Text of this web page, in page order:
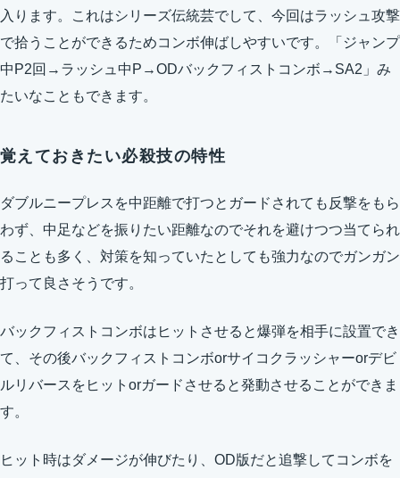
入ります。これはシリーズ伝統芸でして、今回はラッシュ攻撃
で拾うことができるためコンボ伸ばしやすいです。「ジャンプ
中P2回→ラッシュ中P→ODバックフィストコンボ→SA2」み
たいなこともできます。
覚えておきたい必殺技の特性
ダブルニープレスを中距離で打つとガードされても反撃をもら
わず、中足などを振りたい距離なのでそれを避けつつ当てられ
ることも多く、対策を知っていたとしても強力なのでガンガン
打って良さそうです。
バックフィストコンボはヒットさせると爆弾を相手に設置でき
て、その後バックフィストコンボorサイコクラッシャーorデビ
ルリバースをヒットorガードさせると発動させることができま
す。
ヒット時はダメージが伸びたり、OD版だと追撃してコンボを